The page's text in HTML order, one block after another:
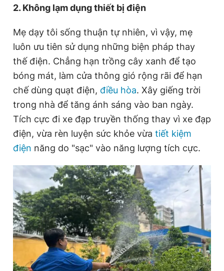
Hotline
0906 645 777
Liên hệ quảng cáo
0908 780 404
Đặt báo Quảng cáo RSS Tòa soạn Chính sách bảo
Tổng biên tập: Nguyễn Ngọc Toàn
Phó tổng biên tập thường trực: Hải Thành
Phó tổng biên tập: Lâm Hiếu Dũng
Phó tổng biên tập: Trần Việt Hưng
Tổng thư ký tòa soạn: Đức Trung
Giấy phép xuất bản số 110/GP - BTTTT cấp ngày 24.3.2020
© 2003-2026 Bản quyền thuộc về Báo Thanh Niên. Cấm sao
chép dưới mọi hình thức nếu không có sự chấp thuận bằng văn
bản. Phát triển bởi ePi Technologies, JSC.
2. Không lạm dụng thiết bị điện
Mẹ dạy tôi sống thuận tự nhiên, vì vậy, mẹ
luôn ưu tiên sử dụng những biện pháp thay
thế điện. Chẳng hạn trồng cây xanh để tạo
bóng mát, làm cửa thông gió rộng rãi để hạn
chế dùng quạt điện, điều hòa. Xây giếng trời
trong nhà để tăng ánh sáng vào ban ngày.
Tích cực đi xe đạp truyền thống thay vì xe đạp
điện, vừa rèn luyện sức khỏe vừa tiết kiệm
điện năng do "sạc" vào năng lượng tích cực.